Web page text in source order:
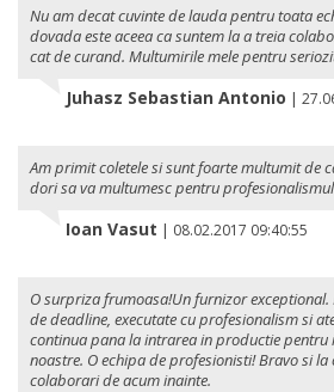
Nu am decat cuvinte de lauda pentru toata
dovada este aceea ca suntem la a treia
cat de curand. Multumirile mele pentru
Juhasz Sebastian Antonio |
Am primit coletele si sunt foarte multumit de
dori sa va multumesc pentru
Ioan Vasut | 08.02.2017 09:40:55
O surpriza frumoasa!Un furnizor
de deadline, executate cu profesionalism si
continua pana la intrarea in productie pentru
noastre. O echipa de profesionisti! Bravo si
colaborari de acum inainte.